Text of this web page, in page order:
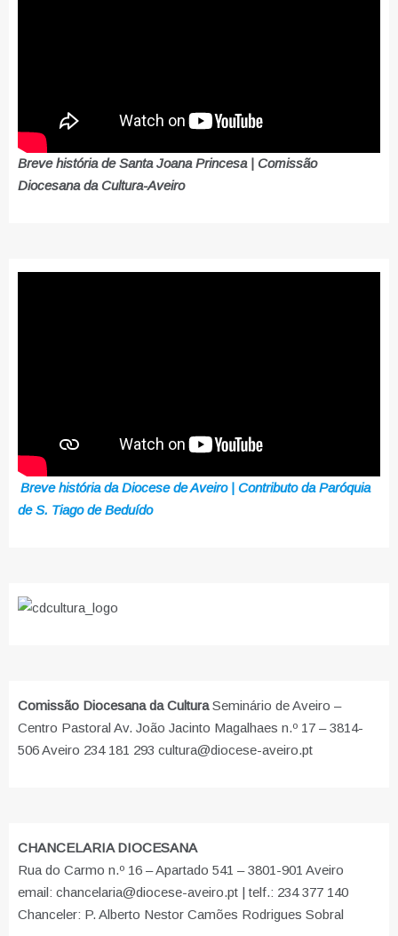
Breve história de Santa Joana Princesa | Comissão
Diocesana da Cultura-Aveiro
Breve história da Diocese de Aveiro | Contributo da Paróquia
de S. Tiago de Beduído
Comissão Diocesana da CulturaSeminário de Aveiro –
Centro Pastoral Av. João Jacinto Magalhaes n.º 17 – 3814-
506 Aveiro 234 181 293 cultura@diocese-aveiro.pt
CHANCELARIA DIOCESANA
Rua do Carmo n.º 16 – Apartado 541 – 3801-901 Aveiro
email: chancelaria@diocese-aveiro.pt | telf.: 234 377 140
Chanceler: P. Alberto Nestor Camões Rodrigues Sobral